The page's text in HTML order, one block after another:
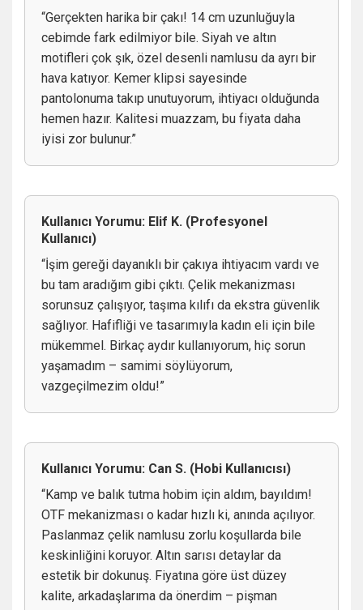
“Gerçekten harika bir çakı! 14 cm uzunluğuyla
cebimde fark edilmiyor bile. Siyah ve altın
motifleri çok şık, özel desenli namlusu da ayrı bir
hava katıyor. Kemer klipsi sayesinde
pantolonuma takıp unutuyorum, ihtiyacı olduğunda
hemen hazır. Kalitesi muazzam, bu fiyata daha
iyisi zor bulunur.”
Kullanıcı Yorumu: Elif K. (Profesyonel
Kullanıcı)
“İşim gereği dayanıklı bir çakıya ihtiyacım vardı ve
bu tam aradığım gibi çıktı. Çelik mekanizması
sorunsuz çalışıyor, taşıma kılıfı da ekstra güvenlik
sağlıyor. Hafifliği ve tasarımıyla kadın eli için bile
mükemmel. Birkaç aydır kullanıyorum, hiç sorun
yaşamadım – samimi söylüyorum,
vazgeçilmezim oldu!”
Kullanıcı Yorumu: Can S. (Hobi Kullanıcısı)
“Kamp ve balık tutma hobim için aldım, bayıldım!
OTF mekanizması o kadar hızlı ki, anında açılıyor.
Paslanmaz çelik namlusu zorlu koşullarda bile
keskinliğini koruyor. Altın sarısı detaylar da
estetik bir dokunuş. Fiyatına göre üst düzey
kalite, arkadaşlarıma da önerdim – pişman